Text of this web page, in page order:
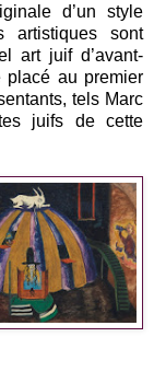
d’un style
artistiques sont
art juif d’avant-
au premier
tels Marc
juifs de cette